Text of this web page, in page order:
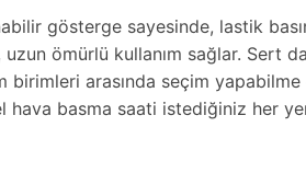
gösterge sayesinde, lastik
ömürlü kullanım sağlar. Sert
birimleri arasında seçim
hava basma saati istediğiniz her